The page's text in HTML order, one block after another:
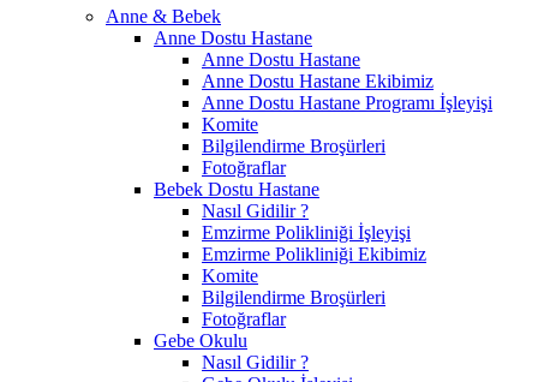
Anne & Bebek
Anne Dostu Hastane
Anne Dostu Hastane
Anne Dostu Hastane Ekibimiz
Anne Dostu Hastane Programı İşleyişi
Komite
Bilgilendirme Broşürleri
Fotoğraflar
Bebek Dostu Hastane
Nasıl Gidilir ?
Emzirme Polikliniği İşleyişi
Emzirme Polikliniği Ekibimiz
Komite
Bilgilendirme Broşürleri
Fotoğraflar
Gebe Okulu
Nasıl Gidilir ?